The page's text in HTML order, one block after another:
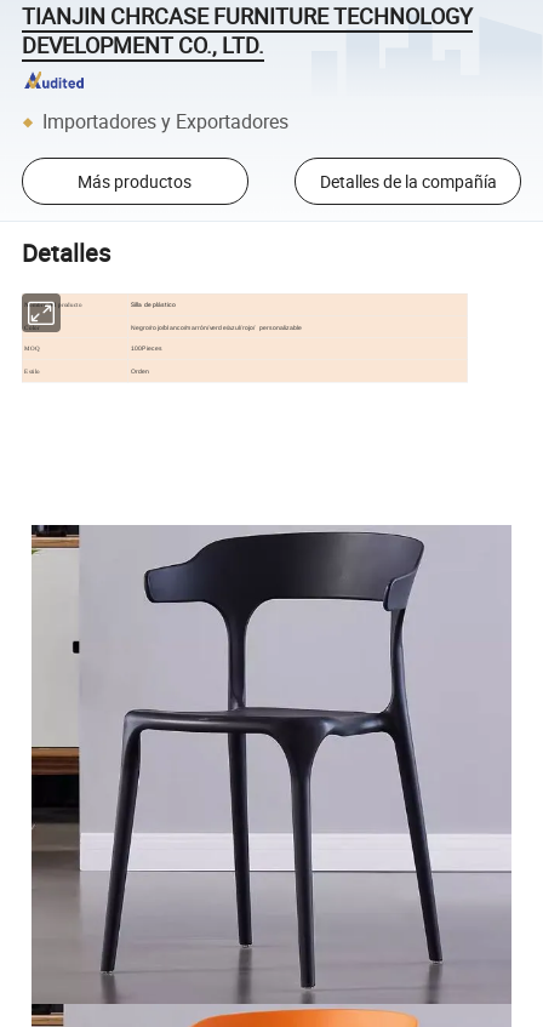
TIANJIN CHRCASE FURNITURE TECHNOLOGY
DEVELOPMENT CO., LTD.
Importadores y Exportadores
Más productos Detalles de la compañía
Detalles
Nombre del producto Silla de plástico
Color Negro/rojo/blanco/marrón/verde/azul/rojo/ personalizable
MOQ 100Pieces
Estilo Orden